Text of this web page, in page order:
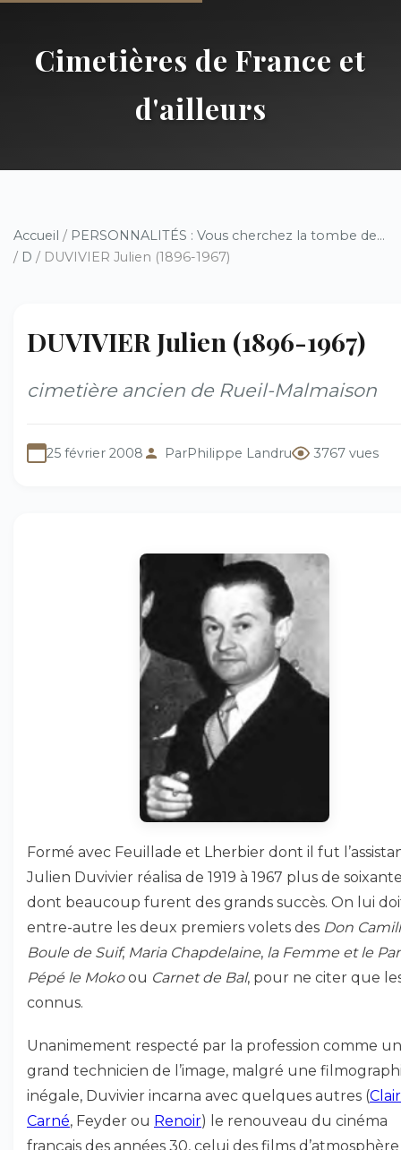
Cimetières de France et
d'ailleurs
Accueil / PERSONNALITÉS : Vous cherchez la tombe de...
/ D / DUVIVIER Julien (1896-1967)
DUVIVIER Julien (1896-1967)
cimetière ancien de Rueil-Malmaison
25 février 2008 ParPhilippe Landru 3767 vues
Formé avec Feuillade et Lherbier dont il fut
Julien Duvivier réalisa de 1919 à 1967 plus de
dont beaucoup furent des grands succès. On lui
entre-autre les deux premiers volets des Don
Boule de Suif, Maria Chapdelaine, la Femme et le
Pépé le Mokoou Carnet de Bal, pour ne citer que
connus.
Unanimement respecté par la profession comme un
grand technicien de l’image, malgré une
inégale, Duvivier incarna avec quelques autres (Clair
Carné, Feyder ou Renoir) le renouveau du cinéma
français des années 30, celui des films